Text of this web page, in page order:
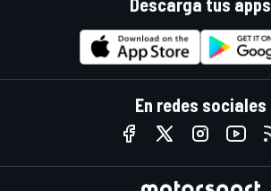
En redes sociales